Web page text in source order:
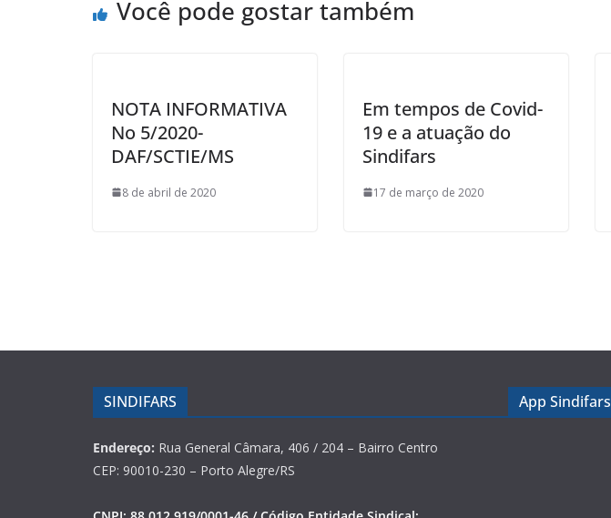
k
Você pode gostar também
NOTA INFORMATIVA
No 5/2020-
DAF/SCTIE/MS
8 de abril de 2020
Em tempos de Covid-
19 e a atuação do
Sindifars
17 de março de 2020
SINDIFARS
Endereço: Rua General Câmara, 406 / 204 – Bairro Centro
CEP: 90010-230 – Porto Alegre/RS
App Sindifars